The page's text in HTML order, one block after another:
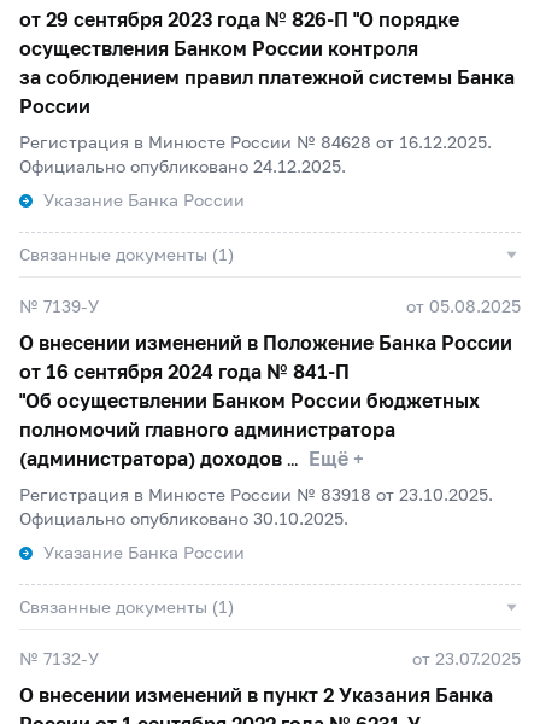
от 29 сентября 2023 года № 826-П "О порядке
осуществления Банком России контроля
за соблюдением правил платежной системы Банка
России
Регистрация в Минюсте России № 84628 от 16.12.2025.
Официально опубликовано 24.12.2025.
Указание Банка России
Связанные документы (1)
№ 7139-У от 05.08.2025
О внесении изменений в Положение Банка России
от 16 сентября 2024 года № 841-П
"Об осуществлении Банком России бюджетных
полномочий главного администратора
(администратора) доходов
Ещё +
Регистрация в Минюсте России № 83918 от 23.10.2025.
Официально опубликовано 30.10.2025.
Указание Банка России
Связанные документы (1)
№ 7132-У от 23.07.2025
О внесении изменений в пункт 2 Указания Банка